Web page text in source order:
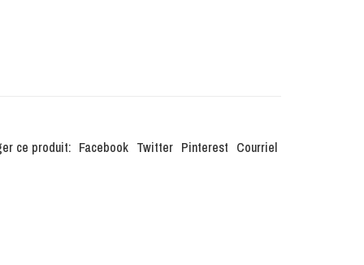
ce produit: Facebook Twitter Pinterest Courriel